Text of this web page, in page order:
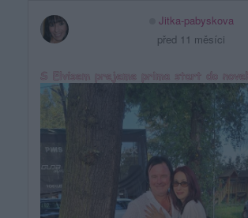
Jitka-pabyskova
před 11 měsíci